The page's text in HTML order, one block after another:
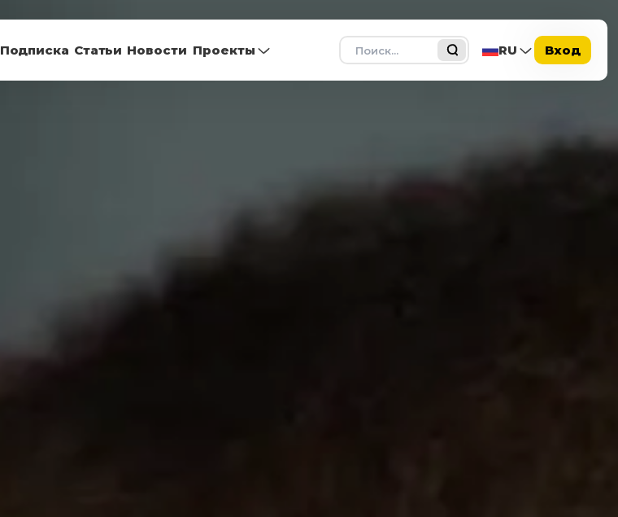
Подписка Статьи Новости Проекты Поиск RU Вход